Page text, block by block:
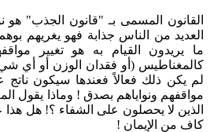
القانون المسمى بـ "قانون الجذب" هو
العديد من الناس جذابة فهو يغريهم
ما يريدون القيام به هو تغيير
كالمغناطيس (أو فقدان الوزن أو أي
لم يكن ذلك فعالاً فعندها سيكون ناتج
مواقفهم ونواياهم بصدق ! وماذا يقول
الذين لا يحصلون على الشفاء ؟! هل هذا
كاف من الإيمان !